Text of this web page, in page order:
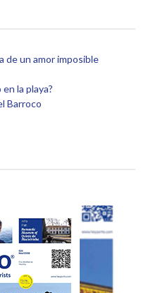
de un amor imposible
la playa?
Barroco